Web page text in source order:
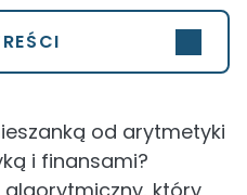
od arytmetyki
i finansami?